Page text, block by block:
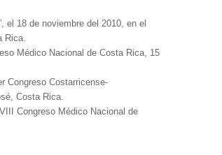
el 18 de noviembre del 2010, en el
Rica.
Médico Nacional de Costa Rica, 15
Congreso Costarricense-
Costa Rica.
Congreso Médico Nacional de